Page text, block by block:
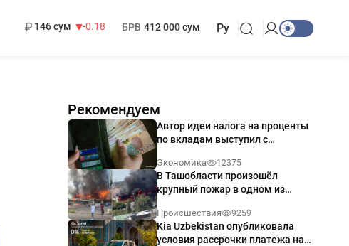
146 сум
-0.18
БРВ 412 000 сум Ру
Рекомендуем
Автор идеи налога на проценты
по вкладам выступил с
Экономика 12375
В Ташобласти произошёл
крупный пожар в одном из
Происшествия 9259
Kia Uzbekistan опубликовала
условия рассрочки платежа на